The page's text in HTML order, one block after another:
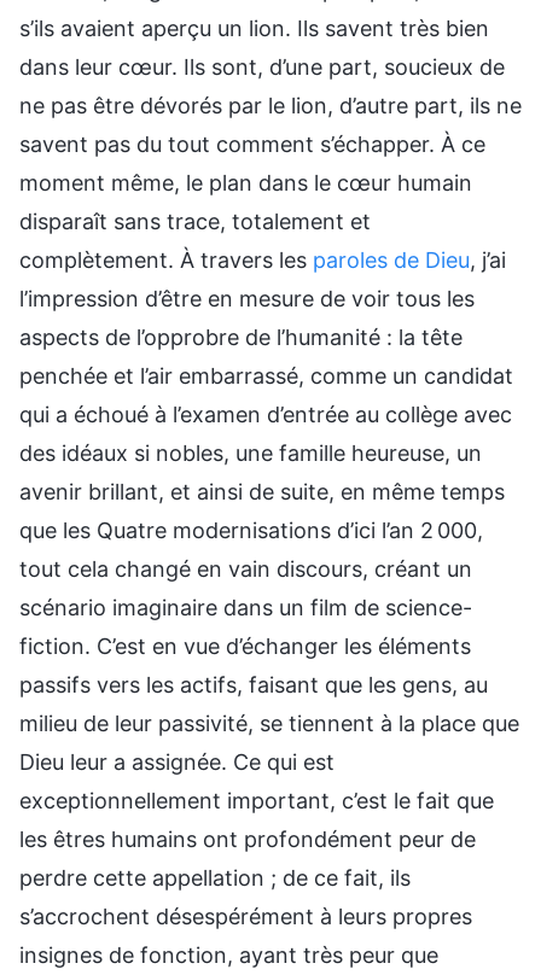
s’ils avaient aperçu un lion. Ils savent très bien
dans leur cœur. Ils sont, d’une part, soucieux de
ne pas être dévorés par le lion, d’autre part, ils ne
savent pas du tout comment s’échapper. À ce
moment même, le plan dans le cœur humain
disparaît sans trace, totalement et
complètement. À travers les paroles de Dieu, j’ai
l’impression d’être en mesure de voir tous les
aspects de l’opprobre de l’humanité : la tête
penchée et l’air embarrassé, comme un candidat
qui a échoué à l’examen d’entrée au collège avec
des idéaux si nobles, une famille heureuse, un
avenir brillant, et ainsi de suite, en même temps
que les Quatre modernisations d’ici l’an 2 000,
tout cela changé en vain discours, créant un
scénario imaginaire dans un film de science-
fiction. C’est en vue d’échanger les éléments
passifs vers les actifs, faisant que les gens, au
milieu de leur passivité, se tiennent à la place que
Dieu leur a assignée. Ce qui est
exceptionnellement important, c’est le fait que
les êtres humains ont profondément peur de
perdre cette appellation ; de ce fait, ils
s’accrochent désespérément à leurs propres
insignes de fonction, ayant très peur que